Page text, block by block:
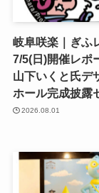
岐阜咲楽｜ぎふ
7/5(日)開催レポ
山下いくと氏デ
ホール完成披露
2026.08.01